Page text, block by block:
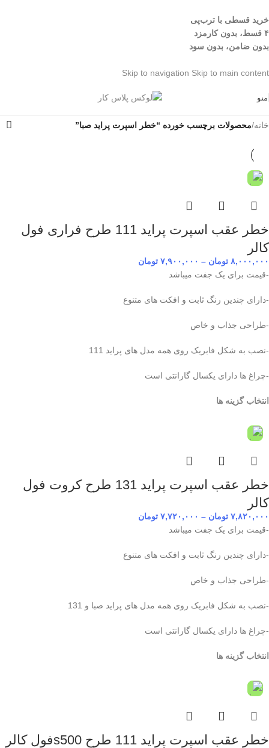
خرید قسطی با ترب‌پی
۴ قسط، بدون کارمزد
بدون ضامن، بدون سود
Skip to navigation Skip to main content
منو
خانه/محصولات برچسب خورده “خطر اسپرت پراید صبا”
خطر عقب اسپرت پراید 111 طرح فراری فول
کالر
۸,۰۰۰,۰۰۰ تومان – ۷,۹۰۰,۰۰۰ تومان
-قیمت برای یک جفت میباشد
-دارای چندین رنگ ثابت و افکت های متنوع
-طراحی جذاب و خاص
-نصب به شکل فابریک روی همه مدل های پراید 111
-چراغ ها دارای یکسال گارانتی است
انتخاب گزینه ها
خطر عقب اسپرت پراید 131 طرح کروت فول
کالر
۷,۸۲۰,۰۰۰ تومان – ۷,۷۲۰,۰۰۰ تومان
-قیمت برای یک جفت میباشد
-دارای چندین رنگ ثابت و افکت های متنوع
-طراحی جذاب و خاص
-نصب به شکل فابریک روی همه مدل های پراید صبا و 131
-چراغ ها دارای یکسال گارانتی است
انتخاب گزینه ها
خطر عقب اسپرت پراید 111 طرح s500فول کالر